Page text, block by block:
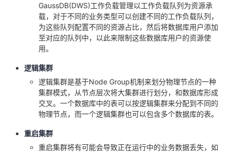
GaussDB(DWS)工作负载管理以工作负载队列为资源承
载，对于不同的业务类型可以创建不同的工作负载队列，
为这些队列配置不同的资源占比，然后将数据库用户添加
至对应的队列中，以此来限制这些数据库用户的资源使
用。
逻辑集群
逻辑集群是基于Node Group机制来划分物理节点的一种
集群模式，从节点层次将大集群进行划分，和数据库形成
交叉。一个数据库中的表可以按逻辑集群来分配到不同的
物理节点，而一个逻辑集群也可以包含多个数据库的表。
重启集群
重启集群将有可能会导致正在运行中的业务数据丢失，如